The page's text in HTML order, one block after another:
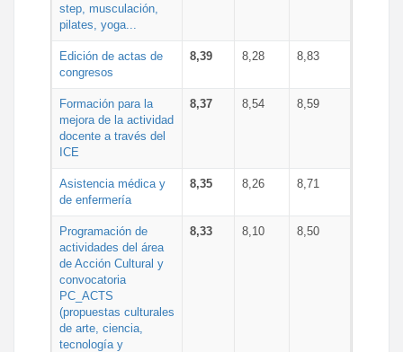
step, musculación,
pilates, yoga...
Edición de actas de
congresos
8,39 8,28 8,83
Formación para la
mejora de la actividad
docente a través del
ICE
8,37 8,54 8,59
Asistencia médica y
de enfermería
8,35 8,26 8,71
Programación de
actividades del área
de Acción Cultural y
convocatoria
PC_ACTS
(propuestas culturales
de arte, ciencia,
tecnología y
8,33 8,10 8,50